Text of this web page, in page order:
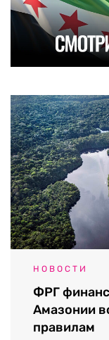
НОВОСТИ
ФРГ
Амазонии
правилам